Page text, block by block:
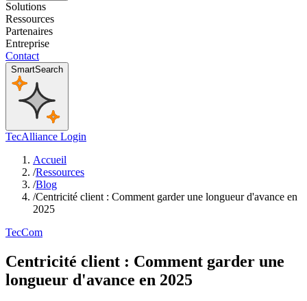
Solutions
Ressources
Partenaires
Entreprise
Contact
SmartSearch
TecAlliance Login
Accueil
/Ressources
/Blog
/Centricité client : Comment garder une longueur d'avance en
2025
TecCom
Centricité client : Comment garder une
longueur d'avance en 2025